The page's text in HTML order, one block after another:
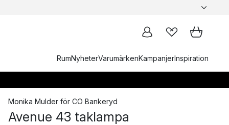
RumNyheterVarumärkenKampanjerInspiration
Monika Mulder för CO Bankeryd
Avenue 43 taklampa